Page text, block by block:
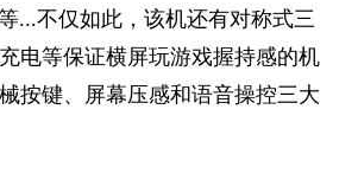
...不仅如此，该机还有对称式三
电等保证横屏玩游戏握持感的机
按键、屏幕压感和语音操控三大